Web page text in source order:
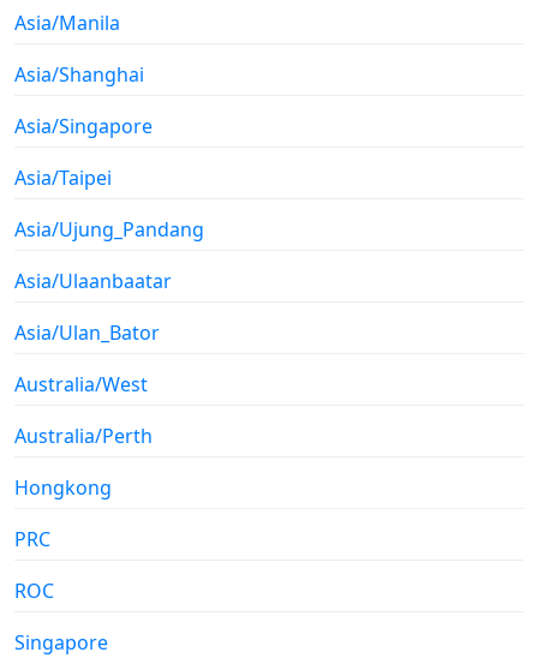
Asia/Manila
Asia/Shanghai
Asia/Singapore
Asia/Taipei
Asia/Ujung_Pandang
Asia/Ulaanbaatar
Asia/Ulan_Bator
Australia/West
Australia/Perth
Hongkong
PRC
ROC
Singapore